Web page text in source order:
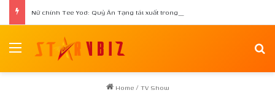
Menu
Home / TV Show